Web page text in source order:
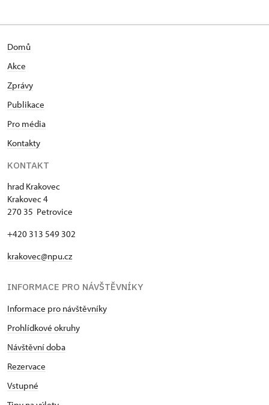
Domů
Akce
Zprávy
Publikace
Pro média
Kontakty
KONTAKT
hrad Krakovec
Krakovec 4
270 35 Petrovice
+420 313 549 302
krakovec@npu.cz
INFORMACE PRO NÁVŠTĚVNÍKY
Informace pro návštěvníky
Prohlídkové okruhy
Návštěvní doba
Rezervace
Vstupné